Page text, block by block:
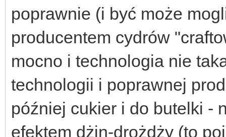
poprawnie (i być może
producentem cydrów
mocno i technologia nie
technologii i poprawnej
później cukier i do butelki -
efektem dżin-drożdży (to